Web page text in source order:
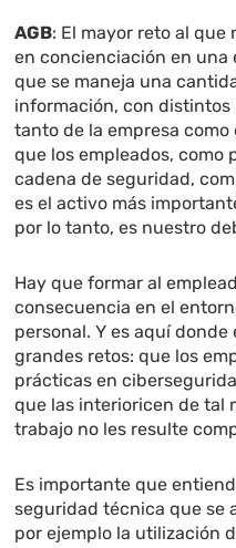
AGB: El mayor reto al
en concienciación en una
que se maneja una
información, con
tanto de la empresa
que los empleados, como
cadena de seguridad,
es el activo más
por lo tanto, es nuestro
Hay que formar al
consecuencia en el
personal. Y es aquí
grandes retos: que los
prácticas en
que las interioricen de tal
trabajo no les resulte
Es importante que
seguridad técnica que se
por ejemplo la utilización